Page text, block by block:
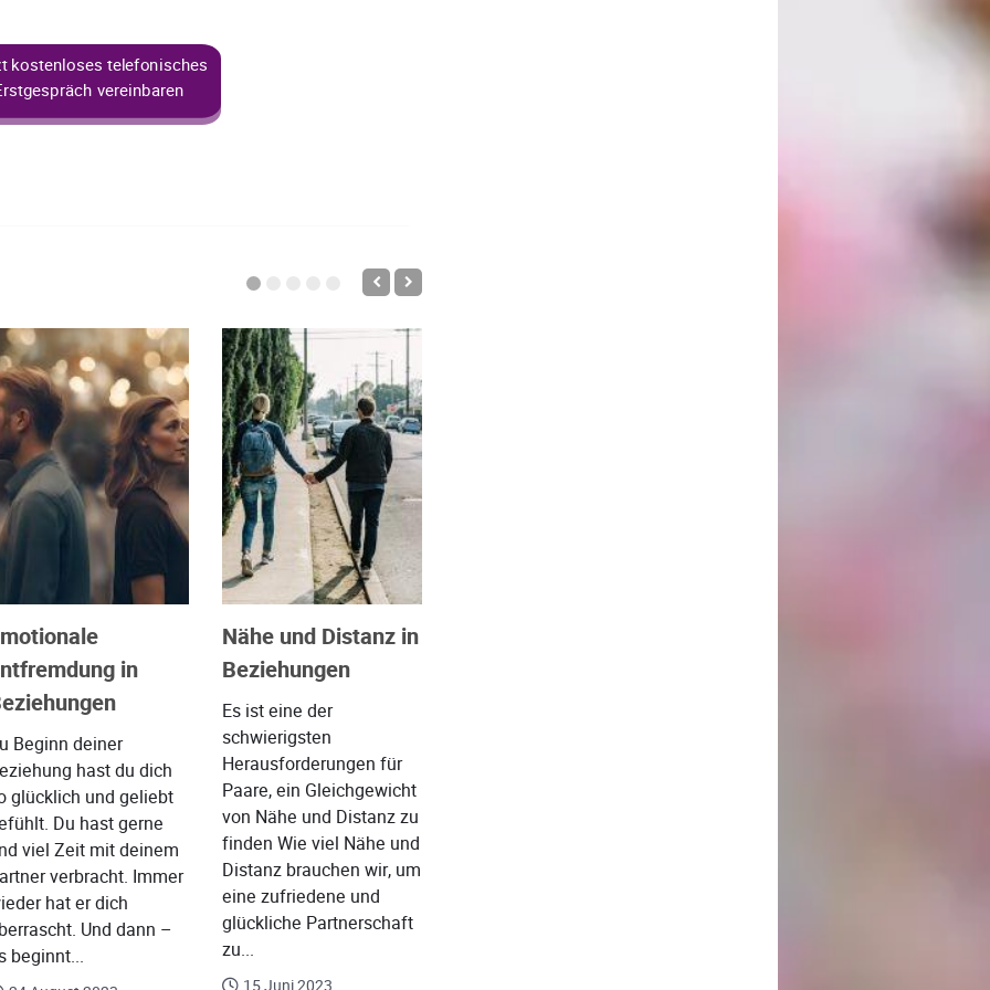
kostenloses telefonisches
vereinbaren
in
Beginn deiner
hast du dich
glücklich und geliebt
Du hast gerne
viel Zeit mit deinem
verbracht. Immer
hat er dich
Und dann –
beginnt...
Nähe und Distanz in
Beziehungen
Es ist eine der
schwierigsten
Herausforderungen für
Paare, ein Gleichgewicht
von Nähe und Distanz zu
finden Wie viel Nähe und
Distanz brauchen wir, um
eine zufriedene und
glückliche Partnerschaft
zu...